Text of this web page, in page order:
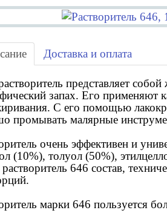
Доставка и оплата
представляет
запах. Его применяют
С его помощью
промывать малярные
очень эффективен и
(10%), толуол (50%),
646 состав,
марки 646 пользуется